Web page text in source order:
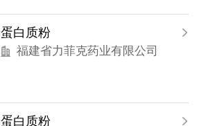
蛋白质粉
福建省力菲克药业有限公司
蛋白质粉